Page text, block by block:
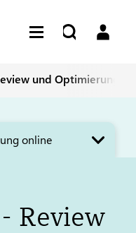
und Optimierung
online
Review